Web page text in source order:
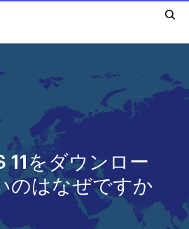
11をダウンロー
のはなぜですか